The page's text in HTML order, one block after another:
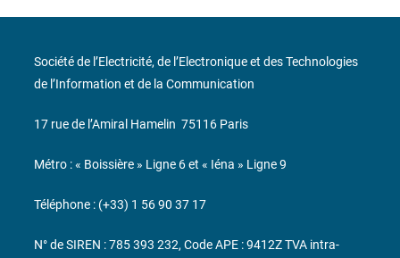
Société de l’Electricité, de l’Electronique et des Technologies
de l’Information et de la Communication
17 rue de l’Amiral Hamelin 75116 Paris
Métro : « Boissière » Ligne 6 et « Iéna » Ligne 9
Téléphone : (+33) 1 56 90 37 17
N° de SIREN : 785 393 232, Code APE : 9412Z TVA intra-